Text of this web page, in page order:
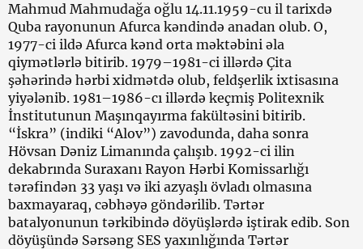
Mahmud Mahmudağa oğlu 14.11.1959-cu il tarixdə
Quba rayonunun Afurca kəndində anadan olub. O,
1977-ci ildə Afurca kənd orta məktəbini əla
qiymətlərlə bitirib. 1979–1981-ci illərdə Çita
şəhərində hərbi xidmətdə olub, feldşerlik ixtisasına
yiyələnib. 1981–1986-cı illərdə keçmiş Politexnik
İnstitutunun Maşınqayırma fakültəsini bitirib.
“İskra” (indiki “Alov”) zavodunda, daha sonra
Hövsan Dəniz Limanında çalışıb. 1992-ci ilin
dekabrında Suraxanı Rayon Hərbi Komissarlığı
tərəfindən 33 yaşı və iki azyaşlı övladı olmasına
baxmayaraq, cəbhəyə göndərilib. Tərtər
batalyonunun tərkibində döyüşlərdə iştirak edib. Son
döyüşündə Sərsəng SES yaxınlığında Tərtər